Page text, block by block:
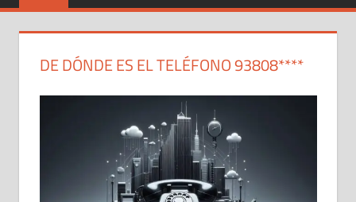
y
DE DÓNDE ES EL TELÉFONO 93808****